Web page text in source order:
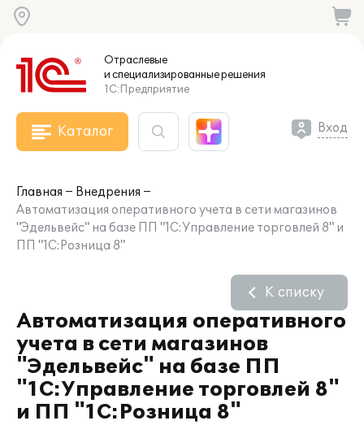
Отраслевые
и специализированныерешения
1С:Предприятие
Каталог Вход
Главная
Внедрения
Автоматизация оперативного учета в сети магазинов
"Эдельвейс" на базе ПП "1С:Управление торговлей 8" и
ПП "1С:Розница 8"
Автоматизация оперативного
учета в сети магазинов
"Эдельвейс" на базе ПП
"1С:Управление торговлей 8"
и ПП "1С:Розница 8"
К списку